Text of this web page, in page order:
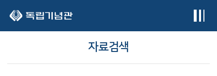
자료검색